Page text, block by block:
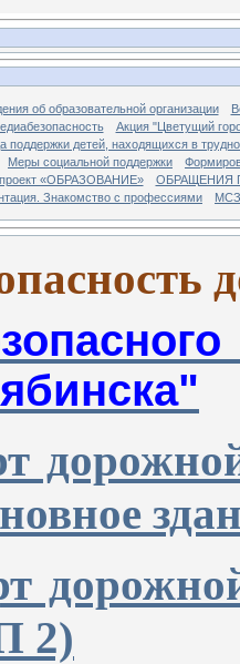
об образовательной организации
Акция "Цветущий
детей, находящихся в
Меры социальной поддержки
«ОБРАЗОВАНИЕ»
ОБРАЩЕНИЯ
Знакомство с профессиями
2)